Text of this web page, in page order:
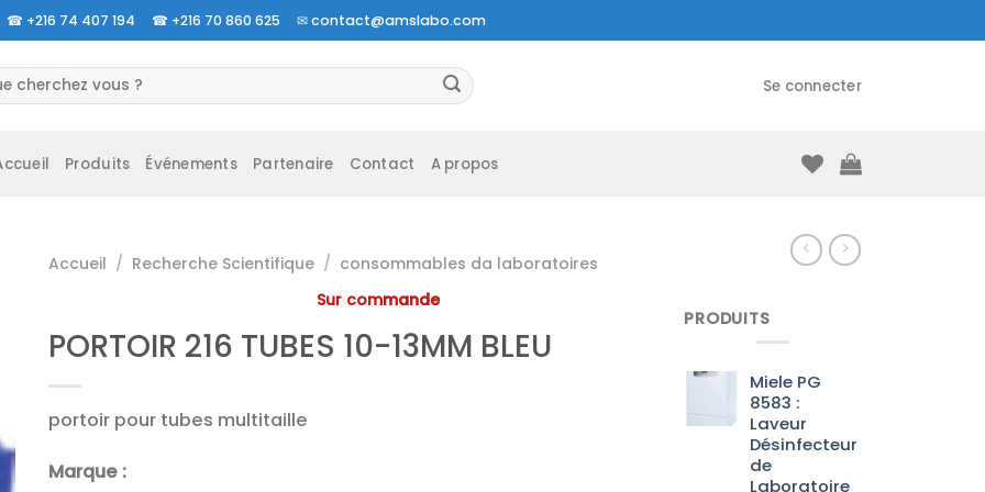
☎ +216 74 407 194 ☎ +216 70 860 625 ✉contact@amslabo.com
Se connecter
Produits Événements Partenaire Contact A propos
Accueil / Recherche Scientifique / consommables da laboratoires
Sur commande
PORTOIR 216 TUBES 10-13MM BLEU
portoir pour tubes multitaille
Marque :
PRODUITS
Miele PG
8583 :
Laveur
Désinfecteur
de
Laboratoire